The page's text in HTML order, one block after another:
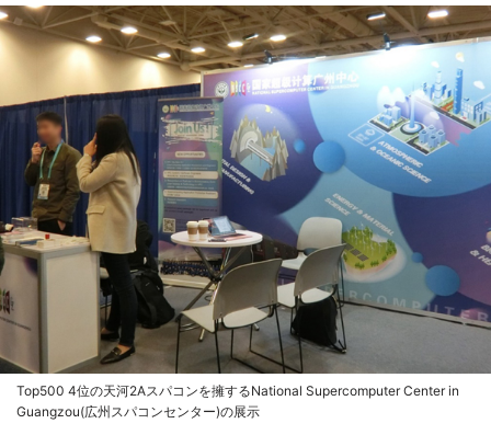
Top500 4位の天河2Aスパコンを擁するNational Supercomputer Center in
Guangzou(広州スパコンセンター)の展示